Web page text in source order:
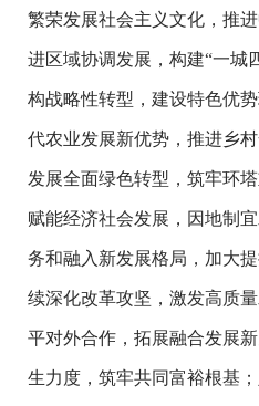
繁荣发展社会主义文化，推
进区域协调发展，构建“一城
构战略性转型，建设特色优
代农业发展新优势，推进乡
发展全面绿色转型，筑牢环
赋能经济社会发展，因地制
务和融入新发展格局，加大
续深化改革攻坚，激发高质
平对外合作，拓展融合发展
生力度，筑牢共同富裕根基